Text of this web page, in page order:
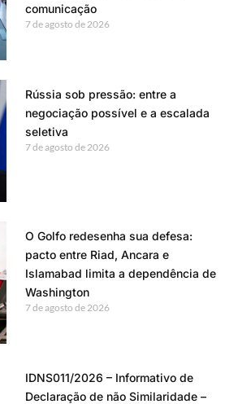
comunicação
7 de agosto de 2026
Rússia sob pressão: entre a
negociação possível e a escalada
seletiva
7 de agosto de 2026
O Golfo redesenha sua defesa:
pacto entre Riad, Ancara e
Islamabad limita a dependência de
Washington
7 de agosto de 2026
IDNS011/2026 – Informativo de
Declaração de não Similaridade –